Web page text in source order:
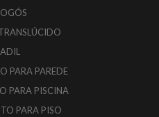
PARA PAREDE
PARA PISCINA
PARA PISO